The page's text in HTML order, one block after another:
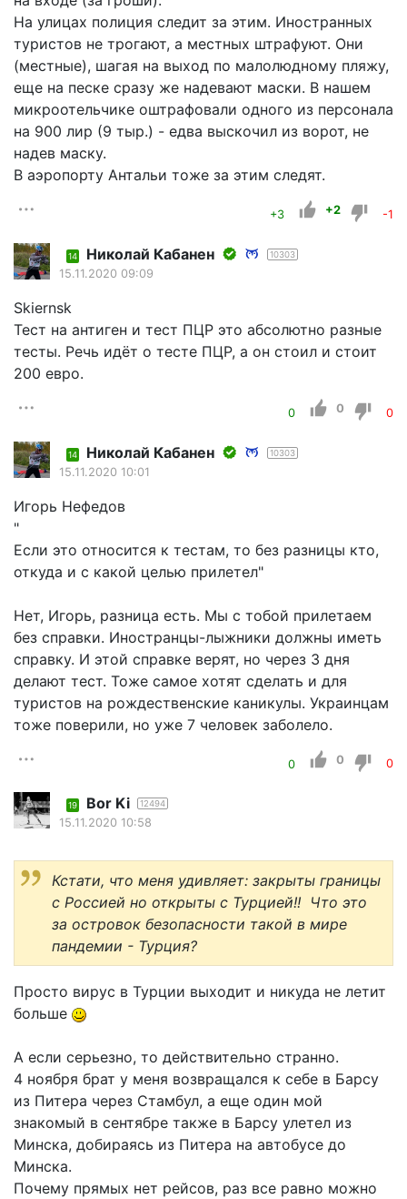
На улицах полиция следит за этим. Иностранных
туристов не трогают, а местных штрафуют. Они
(местные), шагая на выход по малолюдному пляжу,
еще на песке сразу же надевают маски. В нашем
микроотельчике оштрафовали одного из персонала
на 900 лир (9 тыр.) - едва выскочил из ворот, не
надев маску.
В аэропорту Антальи тоже за этим следят.
+3 +2 -1
14 Николай Кабанен 10303
15.11.2020 09:09
Skiernsk
Тест на антиген и тест ПЦР это абсолютно разные
тесты. Речь идёт о тесте ПЦР, а он стоил и стоит
200 евро.
0 0 0
14 Николай Кабанен 10303
15.11.2020 10:01
Игорь Нефедов
"
Если это относится к тестам, то без разницы кто,
откуда и с какой целью прилетел"
Нет, Игорь, разница есть. Мы с тобой прилетаем
без справки. Иностранцы-лыжники должны иметь
справку. И этой справке верят, но через 3 дня
делают тест. Тоже самое хотят сделать и для
туристов на рождественские каникулы. Украинцам
тоже поверили, но уже 7 человек заболело.
0 0 0
19 Bor Ki 12494
15.11.2020 10:58
Кстати, что меня удивляет: закрыты границы
с Россией но открыты с Турцией!! Что это
за островок безопасности такой в мире
пандемии - Турция?
Просто вирус в Турции выходит и никуда не летит
больше
А если серьезно, то действительно странно.
4 ноября брат у меня возвращался к себе в Барсу
из Питера через Стамбул, а еще один мой
знакомый в сентябре также в Барсу улетел из
Минска, добираясь из Питера на автобусе до
Минска.
Почему прямых нет рейсов, раз все равно можно